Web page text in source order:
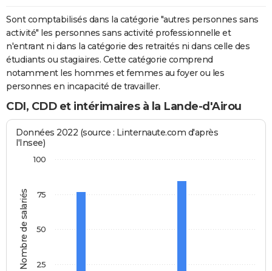
Sont comptabilisés dans la catégorie "autres personnes sans
activité" les personnes sans activité professionnelle et
n'entrant ni dans la catégorie des retraités ni dans celle des
étudiants ou stagiaires. Cette catégorie comprend
notamment les hommes et femmes au foyer ou les
personnes en incapacité de travailler.
CDI, CDD et intérimaires à la Lande-d'Airou
Nombre de salariés
Données 2022 (source : Linternaute.com d'après
l'Insee)
25
50
75
100